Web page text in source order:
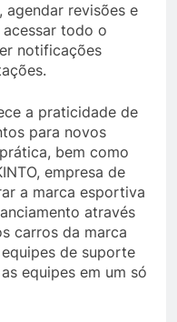
agendar revisões e
acessar todo o
notificações
a praticidade de
para novos
bem como
empresa de
a marca esportiva
através
carros da marca
de suporte
equipes em um só